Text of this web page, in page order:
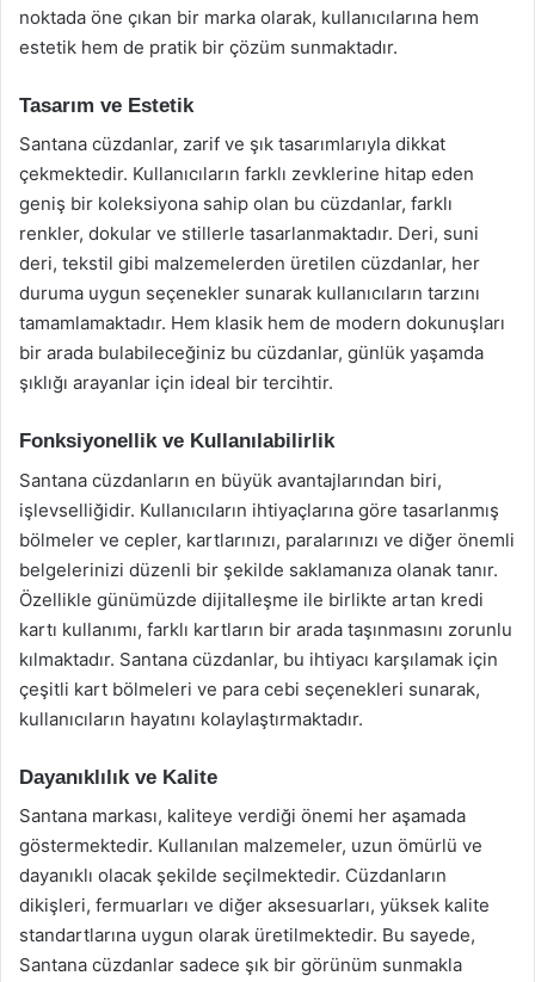
noktada öne çıkan bir marka olarak, kullanıcılarına hem
estetik hem de pratik bir çözüm sunmaktadır.
Tasarım ve Estetik
Santana cüzdanlar, zarif ve şık tasarımlarıyla dikkat
çekmektedir. Kullanıcıların farklı zevklerine hitap eden
geniş bir koleksiyona sahip olan bu cüzdanlar, farklı
renkler, dokular ve stillerle tasarlanmaktadır. Deri, suni
deri, tekstil gibi malzemelerden üretilen cüzdanlar, her
duruma uygun seçenekler sunarak kullanıcıların tarzını
tamamlamaktadır. Hem klasik hem de modern dokunuşları
bir arada bulabileceğiniz bu cüzdanlar, günlük yaşamda
şıklığı arayanlar için ideal bir tercihtir.
Fonksiyonellik ve Kullanılabilirlik
Santana cüzdanların en büyük avantajlarından biri,
işlevselliğidir. Kullanıcıların ihtiyaçlarına göre tasarlanmış
bölmeler ve cepler, kartlarınızı, paralarınızı ve diğer önemli
belgelerinizi düzenli bir şekilde saklamanıza olanak tanır.
Özellikle günümüzde dijitalleşme ile birlikte artan kredi
kartı kullanımı, farklı kartların bir arada taşınmasını zorunlu
kılmaktadır. Santana cüzdanlar, bu ihtiyacı karşılamak için
çeşitli kart bölmeleri ve para cebi seçenekleri sunarak,
kullanıcıların hayatını kolaylaştırmaktadır.
Dayanıklılık ve Kalite
Santana markası, kaliteye verdiği önemi her aşamada
göstermektedir. Kullanılan malzemeler, uzun ömürlü ve
dayanıklı olacak şekilde seçilmektedir. Cüzdanların
dikişleri, fermuarları ve diğer aksesuarları, yüksek kalite
standartlarına uygun olarak üretilmektedir. Bu sayede,
Santana cüzdanlar sadece şık bir görünüm sunmakla